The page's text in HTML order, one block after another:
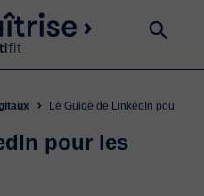
Le Guide de LinkedIn pour les
pour les